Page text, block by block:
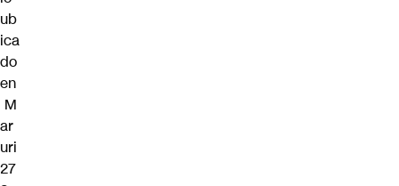
ub
ica
do
en
M
ar
uri
27